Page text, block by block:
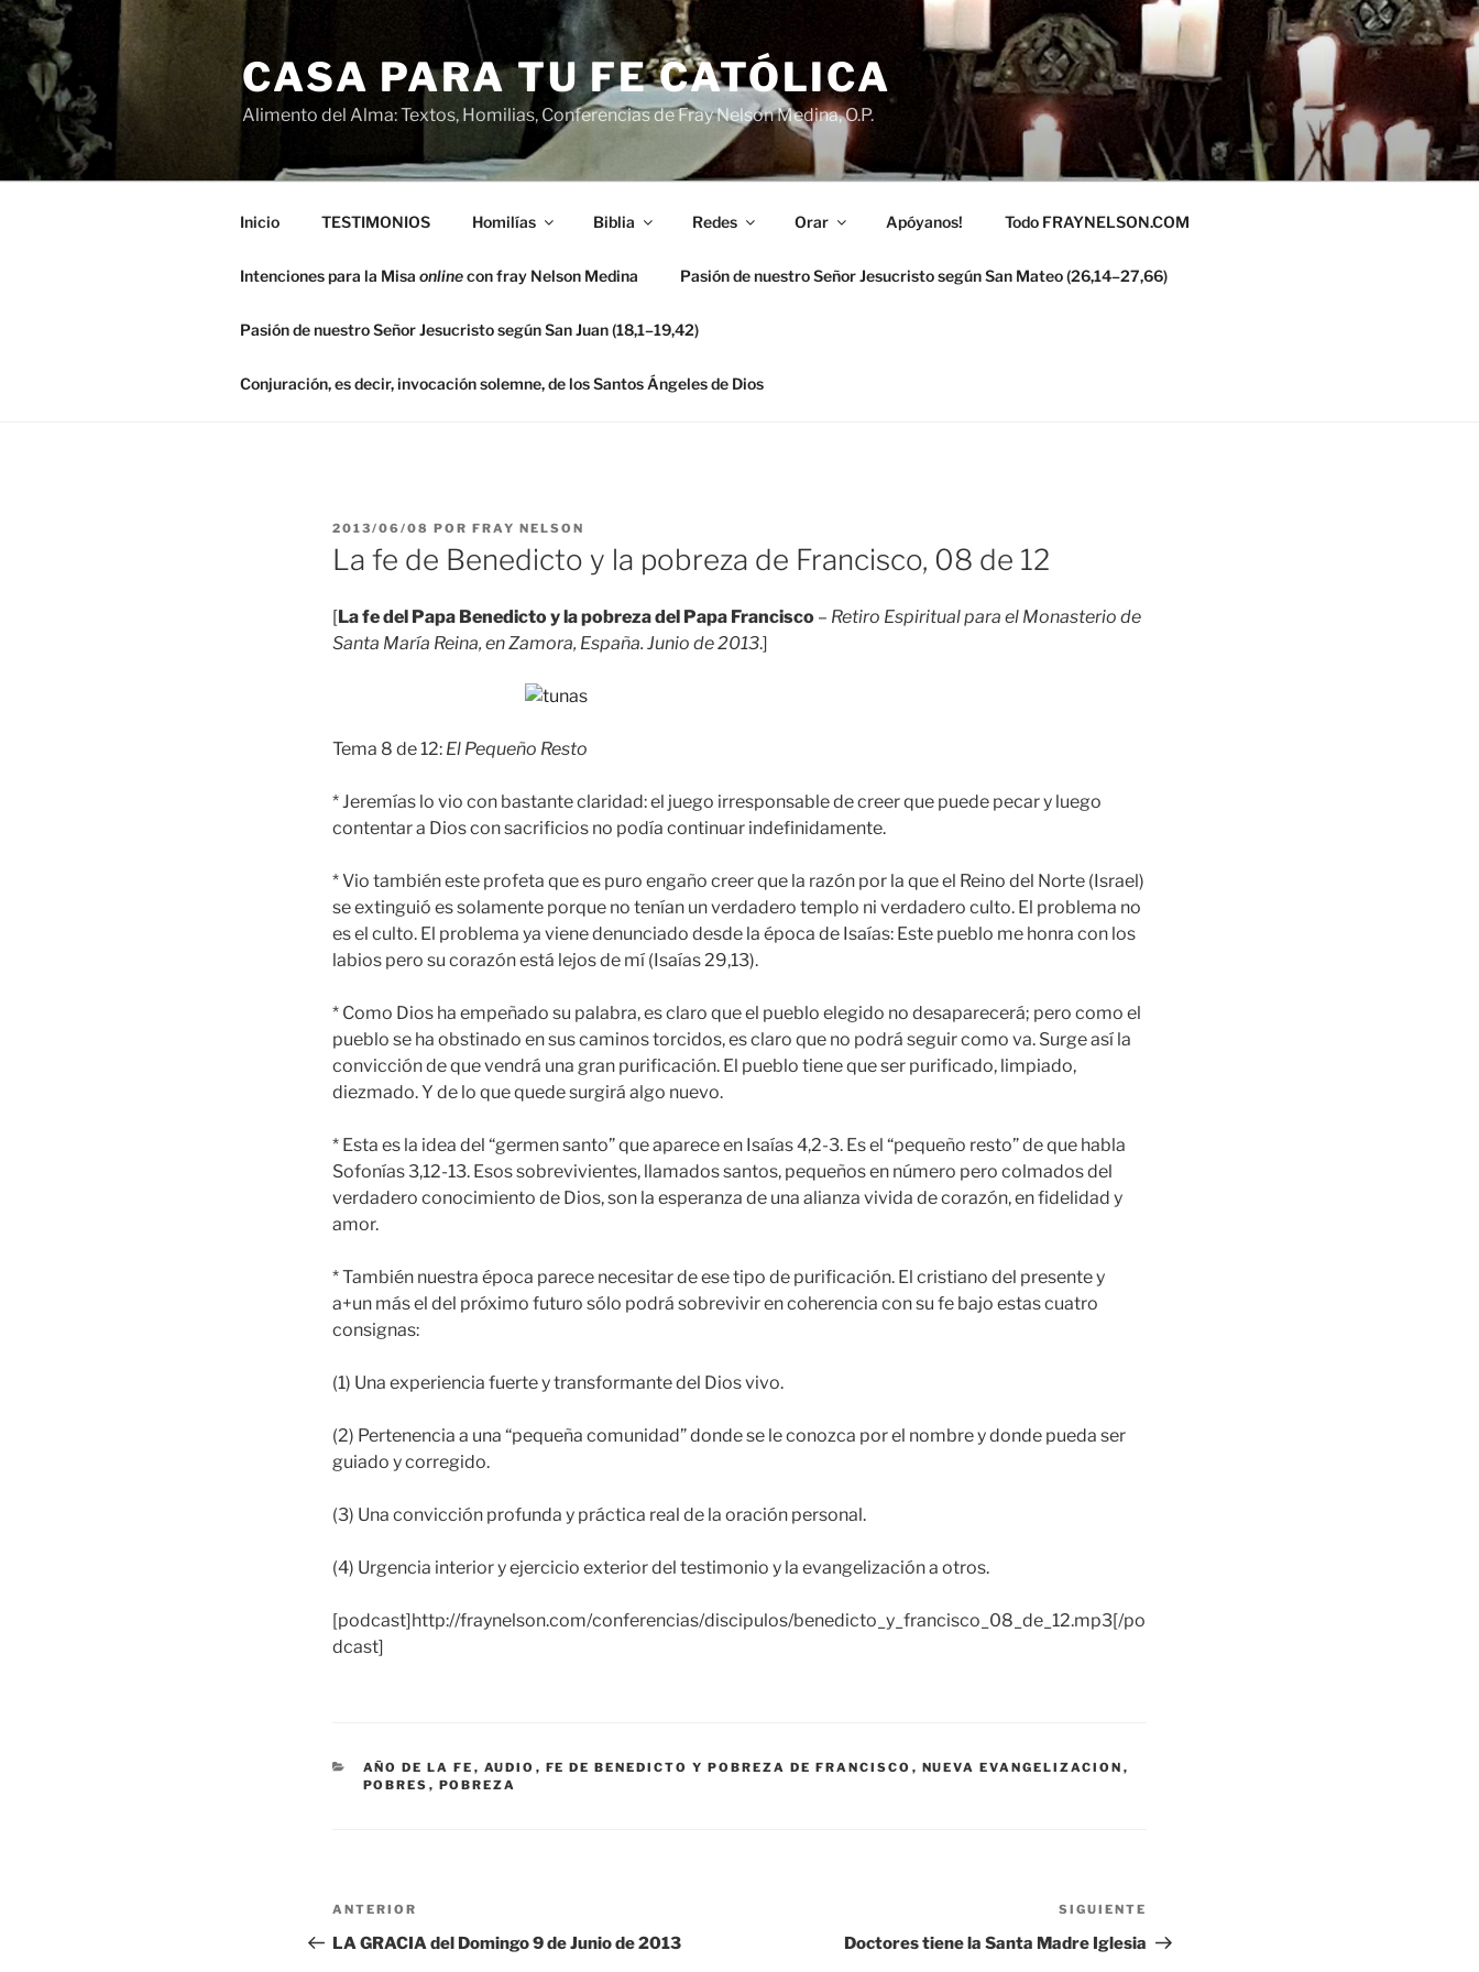
Saltar
contenido
CASA PARA TU FE CATÓLICA
Alimento del Alma: Textos, Homilias, Conferencias de Fray Nelson Medina, O.P.
Inicio TESTIMONIOS Homilías Biblia Redes Orar Apóyanos! Todo FRAYNELSON.COM
Intenciones para la Misa onlinecon fray Nelson Medina Pasión de nuestro Señor Jesucristo según San Mateo (26,14–27,66)
Pasión de nuestro Señor Jesucristo según San Juan (18,1–19,42)
Conjuración, es decir, invocación solemne, de los Santos Ángeles de Dios
PUBLICADO
EL
2013/06/08 POR FRAY NELSON
La fe de Benedicto y la pobreza de Francisco, 08 de 12
[La fe del Papa Benedicto y la pobreza del Papa Francisco – Retiro Espiritual para el Monasterio de
Santa María Reina, en Zamora, España. Junio de 2013.]
Tema 8 de 12: El Pequeño Resto
* Jeremías lo vio con bastante claridad: el juego irresponsable de creer que puede pecar y luego
contentar a Dios con sacrificios no podía continuar indefinidamente.
* Vio también este profeta que es puro engaño creer que la razón por la que el Reino del Norte (Israel)
se extinguió es solamente porque no tenían un verdadero templo ni verdadero culto. El problema no
es el culto. El problema ya viene denunciado desde la época de Isaías: Este pueblo me honra con los
labios pero su corazón está lejos de mí (Isaías 29,13).
* Como Dios ha empeñado su palabra, es claro que el pueblo elegido no desaparecerá; pero como el
pueblo se ha obstinado en sus caminos torcidos, es claro que no podrá seguir como va. Surge así la
convicción de que vendrá una gran purificación. El pueblo tiene que ser purificado, limpiado,
diezmado. Y de lo que quede surgirá algo nuevo.
* Esta es la idea del “germen santo” que aparece en Isaías 4,2-3. Es el “pequeño resto” de que habla
Sofonías 3,12-13. Esos sobrevivientes, llamados santos, pequeños en número pero colmados del
verdadero conocimiento de Dios, son la esperanza de una alianza vivida de corazón, en fidelidad y
amor.
* También nuestra época parece necesitar de ese tipo de purificación. El cristiano del presente y
a+un más el del próximo futuro sólo podrá sobrevivir en coherencia con su fe bajo estas cuatro
consignas:
(1) Una experiencia fuerte y transformante del Dios vivo.
(2) Pertenencia a una “pequeña comunidad” donde se le conozca por el nombre y donde pueda ser
guiado y corregido.
(3) Una convicción profunda y práctica real de la oración personal.
(4) Urgencia interior y ejercicio exterior del testimonio y la evangelización a otros.
[podcast]http://fraynelson.com/conferencias/discipulos/benedicto_y_francisco_08_de_12.mp3[/po
dcast]
CATEGORÍAS
AÑO DE LA FE , AUDIO , FE DE BENEDICTO Y POBREZA DE FRANCISCO , NUEVA EVANGELIZACION ,
POBRES , POBREZA
Navegación
de
Entrada
anterior:
ANTERIOR
LA GRACIA del Domingo 9 de Junio de 2013
entrada
SIGUIENTE
Doctores tiene la Santa Madre Iglesia